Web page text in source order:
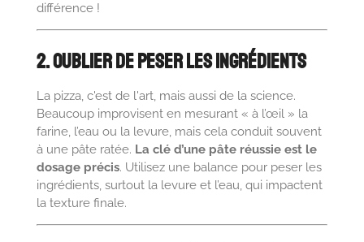
différence !
2. Oublier de Peser les Ingrédients
La pizza, c'est de l'art, mais aussi de la science.
Beaucoup improvisent en mesurant « à l’œil » la
farine, l’eau ou la levure, mais cela conduit souvent
à une pâte ratée. La clé d’une pâte réussie est le
dosage précis. Utilisez une balance pour peser les
ingrédients, surtout la levure et l’eau, qui impactent
la texture finale.